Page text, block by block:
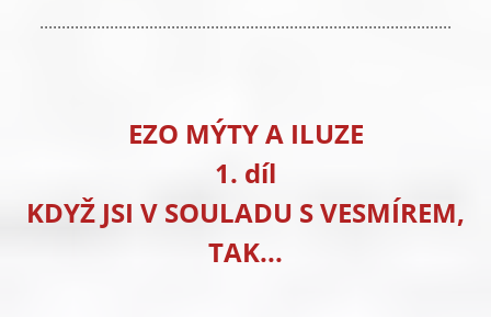
..............................................................................................
EZO MÝTY A ILUZE
1. díl
KDYŽ JSI V SOULADU S VESMÍREM,
TAK...